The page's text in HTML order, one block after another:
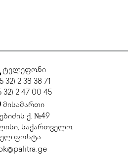
ტელეფონი
32) 2 38 38 71
32) 2 47 00 45
მისამართი
ქ. №49
საქართველო
ელ.ფოსტა